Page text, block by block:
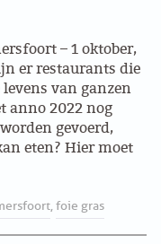
– 1 oktober,
er restaurants die
van ganzen
anno 2022 nog
gevoerd,
eten? Hier moet
,foie gras